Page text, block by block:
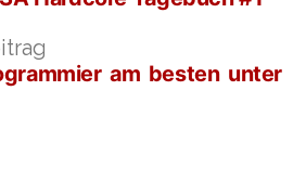
Beitrag:am besten unter